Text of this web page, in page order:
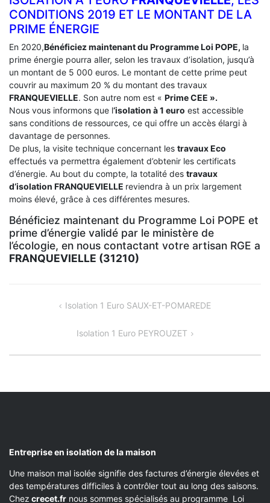
CONDITIONS 2019 ET LE MONTANT DE LA
PRIME ÉNERGIE
En 2020,Bénéficiez maintenant du Programme Loi POPE, la
prime énergie pourra aller, selon les travaux d’isolation, jusqu’à
un montant de 5 000 euros. Le montant de cette prime peut
couvrir au maximum 20 % du montant des travaux
FRANQUEVIELLE. Son autre nom est « Prime CEE ».
Nous vous informons que l‘isolation à 1 euro est accessible
sans conditions de ressources, ce qui offre un accès élargi à
davantage de personnes.
De plus, la visite technique concernant les travaux Eco
effectués va permettra également d’obtenir les certificats
d’énergie. Au bout du compte, la totalité des travaux
d’isolation FRANQUEVIELLE reviendra à un prix largement
moins élevé, grâce à ces différentes mesures.
Bénéficiez maintenant du Programme Loi POPE et
prime d’énergie validé par le ministère de
l’écologie, en nous contactant votre artisan RGE a
FRANQUEVIELLE (31210)
NAVIGATIONIsolation 1 Euro SAUX-ET-POMAREDE
Isolation 1 Euro PEYROUZET
Entreprise en isolation de la maison
Une maison mal isolée signifie des factures d’énergie élevées et
des températures difficiles à contrôler tout au long des saisons.
Chez crecet.fr nous sommes spécialisés au programme Loi